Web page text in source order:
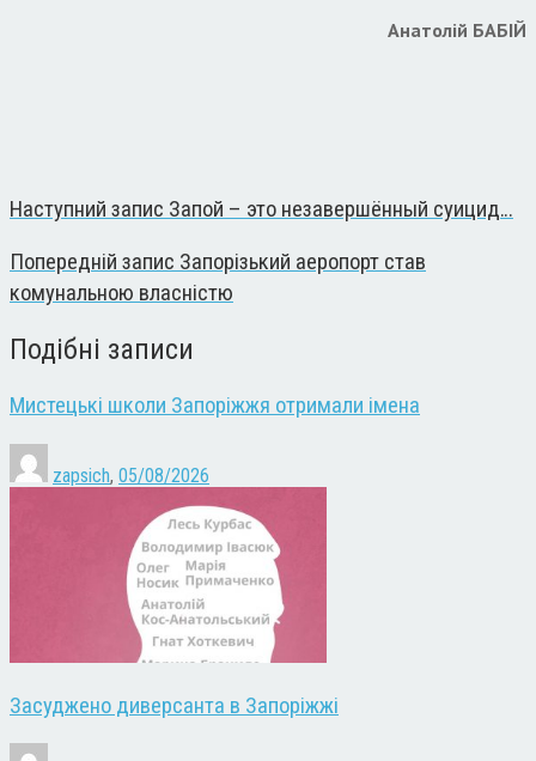
Анатолій БАБІЙ
Наступний запис Запой – это незавершённый суицид…
Попередній запис Запорізький аеропорт став
комунальною власністю
Подібні записи
Мистецькі школи Запоріжжя отримали імена
zapsich, 05/08/2026
Засуджено диверсанта в Запоріжжі